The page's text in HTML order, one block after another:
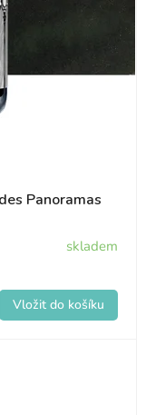
Panoramas
skladem